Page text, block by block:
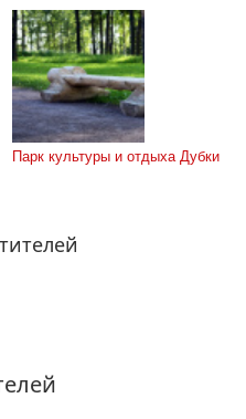
Парк культуры и отдыха Дубки